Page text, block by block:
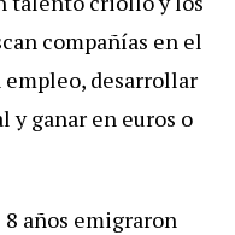
compañías en el
desarrollar
y ganar en euros o
años emigraron